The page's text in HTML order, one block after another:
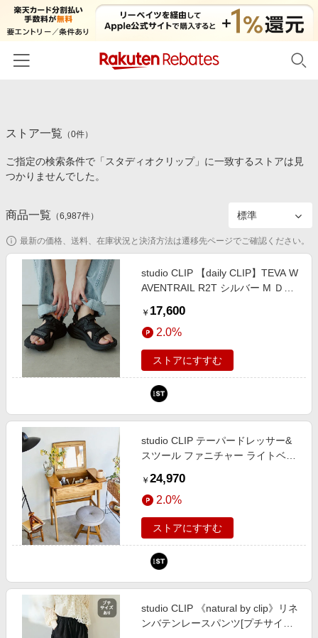
カテゴリー一覧
百貨店・総合ECモール
食品・スイーツ・お酒
コスメ・健康・医薬品
キッズ・ベビー用品
家電・PC・スマホ・カメラ
エンタメ
スポーツ・アウトドア・ゴルフ
旅行・レジャー・ホテル予約
生活・お役立ち
金融・マネー・保険
デジタルコンテンツ
ビジネス・その他サービス
イベント一覧
初回購入者限定特典
対象ストア新規限定特典
新着ストアのご紹介
電子書籍特集
楽天ペイ導入ストア
楽天サービス特集
旅行特集
わくわく夏特集
50万ポイント山分けキャンペーン
とことん買い物チャレンジ
Apple公式サイト×楽天カード分割払い
Samsung ボーナスキャンペーン
週末の高還元 夏の長期版
楽天IDでログイン/会員登録
ストア一覧 （0件）
ご指定の検索条件で「スタディオクリップ」に一致するストアは見
つかりませんでした。
商品一覧 （6,987件）
最新の価格、送料、在庫状況と決済方法は遷移先ページでご確認ください。
studio CLIP 【daily CLIP】TEVA W
AVENTRAIL R2T シルバー M ＤＣ
865886 and ST アンドエスティ
（旧ドットエスティ）
￥ 17,600
2.0%
ストアにすすむ
studio CLIP テーパードレッサー&
スツール ファニチャー ライトベー
193291 and ST アンドエスティ
（旧ドットエスティ）
￥ 24,970
2.0%
ストアにすすむ
studio CLIP 《natural by clip》リネ
ンバテンレースパンツ[プチサイズ